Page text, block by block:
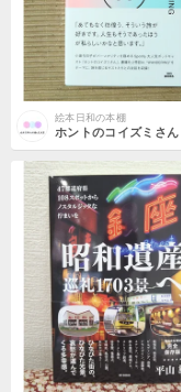
絵本日和の本棚